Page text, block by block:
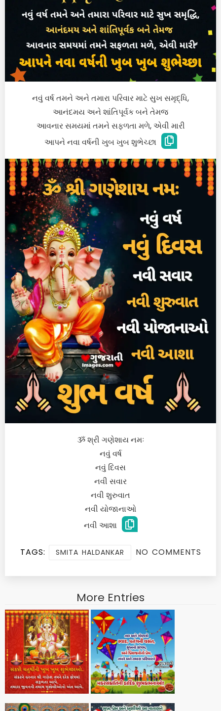
નવું વર્ષ તમને અને તમારા પરિવાર માટે સુખ સમૃદ્ધિ,
આનંદમય અને શાંતિપૂર્વક બને તેમજ
આવનાર સમયમાં તમને સફળતા મળે, એવી મારી
આપને નવા વર્ષની ખુબ ખુબ શુભેચ્છા
ૐ શ્રી ગણેશાય નમઃ
નવું વર્ષ
નવું દિવસ
નવી સવાર
નવી શુરુવાત
નવી યોજાનાઓ
નવી આશા
TAGS: SMITA HALDANKAR NO COMMENTS
More Entries